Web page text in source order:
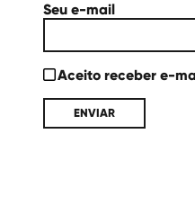
Seu e-mail
Aceito receber e-